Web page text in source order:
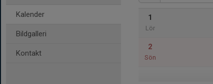
Kalender
Bildgalleri
Kontakt
1
Lör
2
Sön